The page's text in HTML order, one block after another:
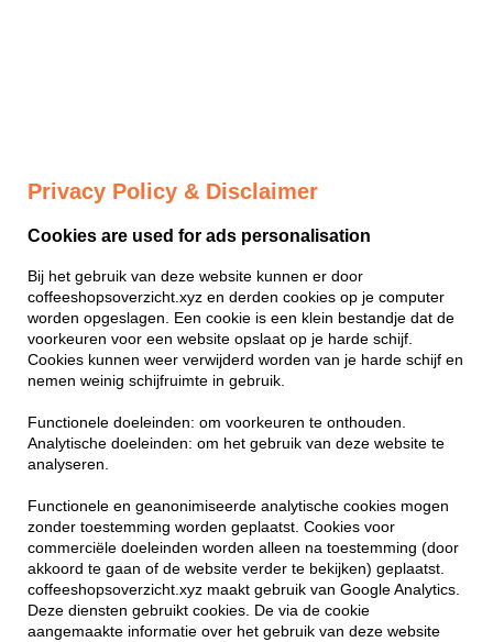
Privacy Policy & Disclaimer
Cookies are used for ads personalisation
Bij het gebruik van deze website kunnen er door
coffeeshopsoverzicht.xyz en derden cookies op je computer
worden opgeslagen. Een cookie is een klein bestandje dat de
voorkeuren voor een website opslaat op je harde schijf.
Cookies kunnen weer verwijderd worden van je harde schijf en
nemen weinig schijfruimte in gebruik.
Functionele doeleinden: om voorkeuren te onthouden.
Analytische doeleinden: om het gebruik van deze website te
analyseren.
Functionele en geanonimiseerde analytische cookies mogen
zonder toestemming worden geplaatst. Cookies voor
commerciële doeleinden worden alleen na toestemming (door
akkoord te gaan of de website verder te bekijken) geplaatst.
coffeeshopsoverzicht.xyz maakt gebruik van Google Analytics.
Deze diensten gebruikt cookies. De via de cookie
aangemaakte informatie over het gebruik van deze website